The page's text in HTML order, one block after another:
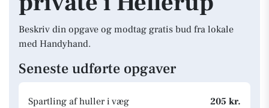
Beskriv din opgave og modtag gratis bud fra lokale
med Handyhand.
Seneste udførte opgaver
Spartling af huller i væg
205 kr.